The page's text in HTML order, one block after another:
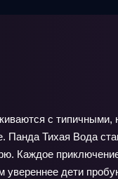
с
Тихая Вода
Каждое
увереннее дети